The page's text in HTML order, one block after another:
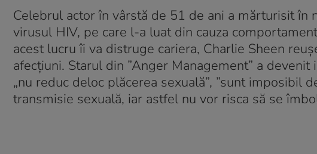
Celebrul actor în vârstă de 51 de ani a mărturisit în
virusul HIV, pe care l-a luat din cauza
acest lucru îi va distruge cariera, Charlie Sheen
afecțiuni. Starul din ”Anger Management” a
„nu reduc deloc plăcerea sexuală”, ”sunt
transmisie sexuală, iar astfel nu vor risca să se